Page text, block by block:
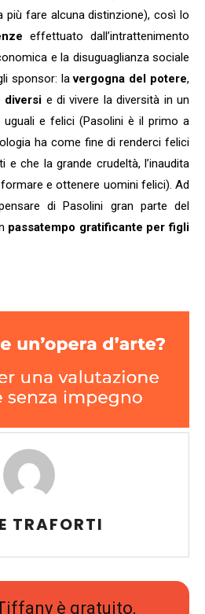
fare alcuna distinzione), così lo
effettuato dall’intrattenimento
e la disuguaglianza sociale
sponsor: lavergogna del potere,
diversi e di vivere la diversità in un
e felici (Pasolini è il primo a
ha come fine di renderci felici
e che la grande crudeltà, l’inaudita
e ottenere uomini felici). Ad
di Pasolini gran parte del
passatempo gratificante per figli
TRAFORTI
è gratuito,